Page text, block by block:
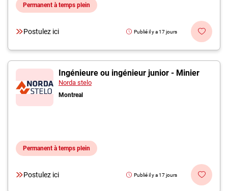
Permanent à temps plein
Postulez ici Publié il y a 17 jours
Ingénieure ou ingénieur junior - Minier
Norda stelo
Montreal
Permanent à temps plein
Postulez ici Publié il y a 17 jours